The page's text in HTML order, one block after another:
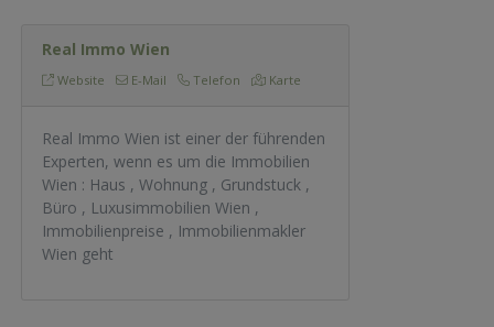
Real Immo Wien
Website E-Mail Telefon Karte
Real Immo Wien ist einer der führenden
Experten, wenn es um die Immobilien
Wien : Haus , Wohnung , Grundstuck ,
Büro , Luxusimmobilien Wien ,
Immobilienpreise , Immobilienmakler
Wien geht